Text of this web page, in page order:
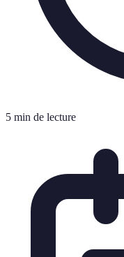
5 min de lecture